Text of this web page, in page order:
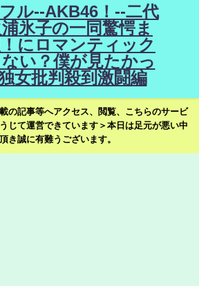
ル--AKB46！--二代
氷子の一同驚愕ま
にロマンティック
い？僕が見たかっ
女批判殺到激闘編
の記事等へアクセス、閲覧、こちらのサービ
じて運営できています＞本日は足元が悪い中
き誠に有難うございます。